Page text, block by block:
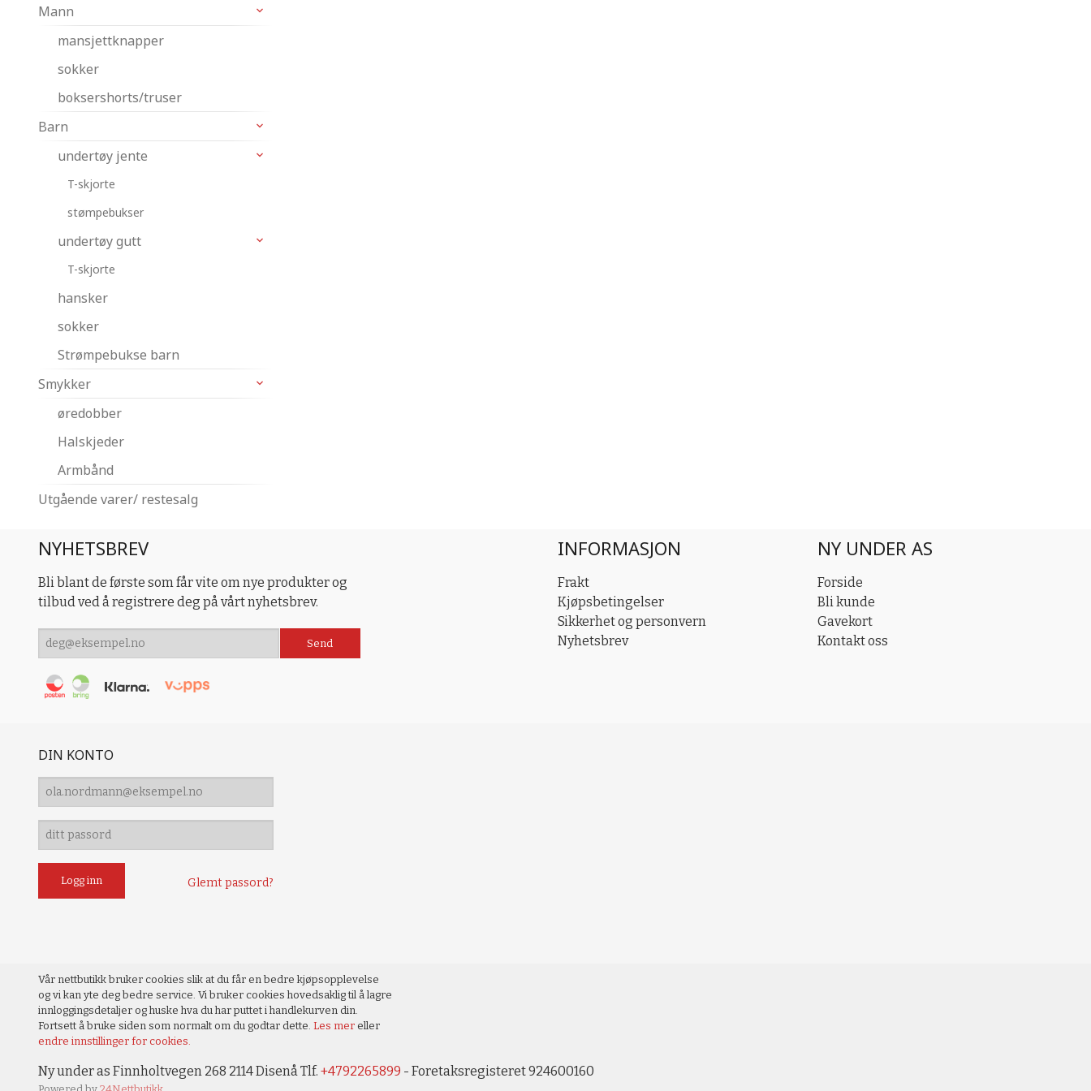
Mann
mansjettknapper
sokker
boksershorts/truser
Barn
undertøy jente
T-skjorte
stømpebukser
undertøy gutt
T-skjorte
hansker
sokker
Strømpebukse barn
Smykker
øredobber
Halskjeder
Armbånd
Utgående varer/ restesalg
NYHETSBREV
Bli blant de første som får vite om nye produkter og
tilbud ved å registrere deg på vårt nyhetsbrev.
INFORMASJON
Frakt
Kjøpsbetingelser
Sikkerhet og personvern
Nyhetsbrev
NY UNDER AS
Forside
Bli kunde
Gavekort
Kontakt oss
DIN KONTO
Glemt passord?
Vår nettbutikk bruker cookies slik at du får en bedre kjøpsopplevelse
og vi kan yte deg bedre service. Vi bruker cookies hovedsaklig til å lagre
innloggingsdetaljer og huske hva du har puttet i handlekurven din.
Fortsett å bruke siden som normalt om du godtar dette. Les mer eller
endre innstillinger for cookies.
Ny under as Finnholtvegen 268 2114 Disenå Tlf. +4792265899 - Foretaksregisteret 924600160